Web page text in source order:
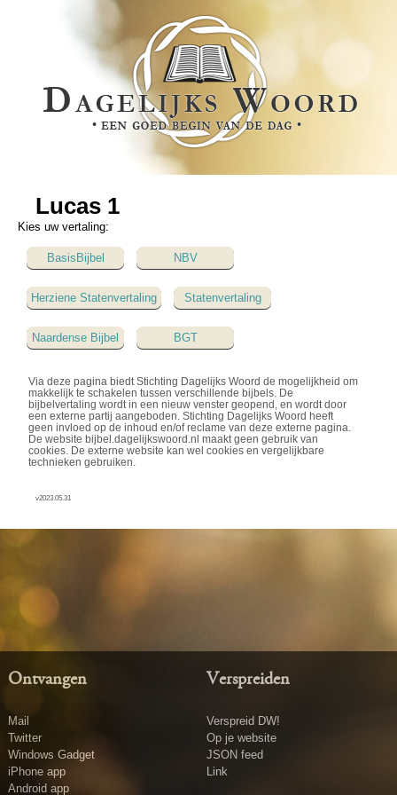
Lucas 1
Kies uw vertaling:
BasisBijbel NBV
Herziene Statenvertaling Statenvertaling
Naardense Bijbel BGT
Via deze pagina biedt Stichting Dagelijks Woord de mogelijkheid om
makkelijk te schakelen tussen verschillende bijbels. De
bijbelvertaling wordt in een nieuw venster geopend, en wordt door
een externe partij aangeboden. Stichting Dagelijks Woord heeft
geen invloed op de inhoud en/of reclame van deze externe pagina.
De website bijbel.dagelijkswoord.nl maakt geen gebruik van
cookies. De externe website kan wel cookies en vergelijkbare
technieken gebruiken.
v2023.05.31
Ontvangen
Mail
Twitter
Windows Gadget
iPhone app
Android app
Verspreiden
Verspreid DW!
Op je website
JSON feed
Link